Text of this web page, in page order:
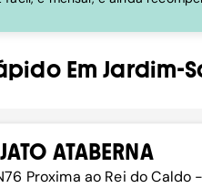
EmJardim-
ATABERNA
Proxima ao Rei do Caldo